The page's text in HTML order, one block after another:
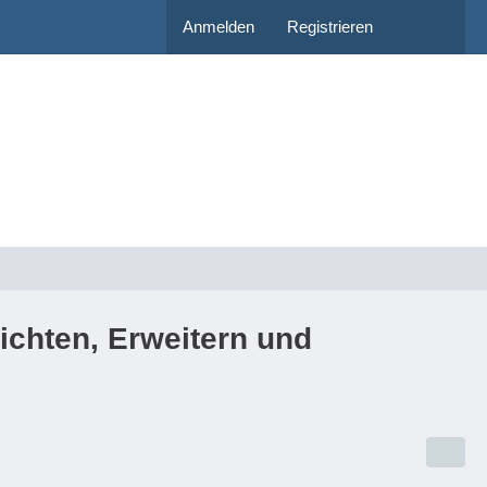
Anmelden Registrieren
Erweitern und